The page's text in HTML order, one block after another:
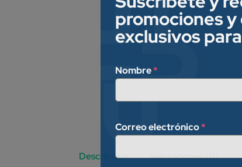
Descripción Valoraciones (0)
promociones
exclusivos
Nombre*
Correo electrónico*